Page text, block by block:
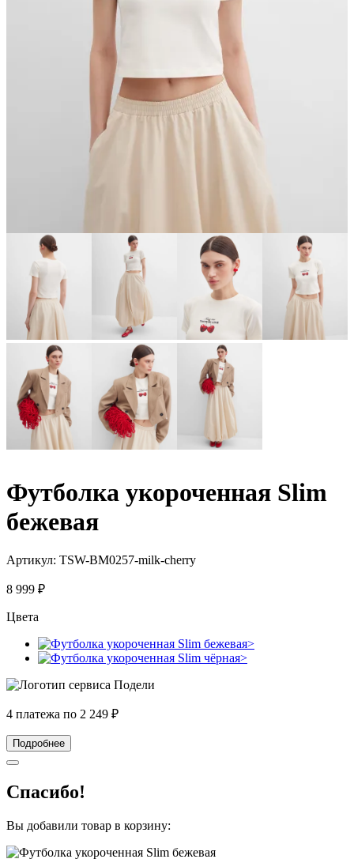
Футболка укороченная Slim
бежевая
Артикул: TSW-BM0257-milk-cherry
8 999 ₽
Цвета
4 платежа по 2 249 ₽
Подробнее
Спасибо!
Вы добавили товар в корзину: